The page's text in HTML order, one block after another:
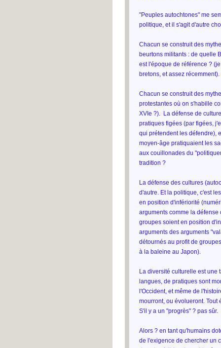
"Peuples autochtones" me
politique, et il s'agit d'autre
Chacun se construit des
beurtons militants : de quelle
est l'époque de référence ?
bretons, et assez récemment).
Chacun se construit des
protestantes où on s'habille
XVIe ?). La défense de
pratiques figées (par figées,
qui prétendent les défendre),
moyen-âge pratiquaient les
aux couillonades du
tradition ?
La défense des cultures
d'autre. Et la politique, c'est
en position d'infériorité
arguments comme la défense
groupes soient en position
arguments des arguments
détournés au profit de
à la baleine au Japon).
La diversité culturelle est une
langues, de pratiques sont
l'Occident, et même de
mourront, ou évolueront.
S'il y a un "progrès" ? pas sûr.
Alors ? en tant qu'humains
de l'exigence de chercher un